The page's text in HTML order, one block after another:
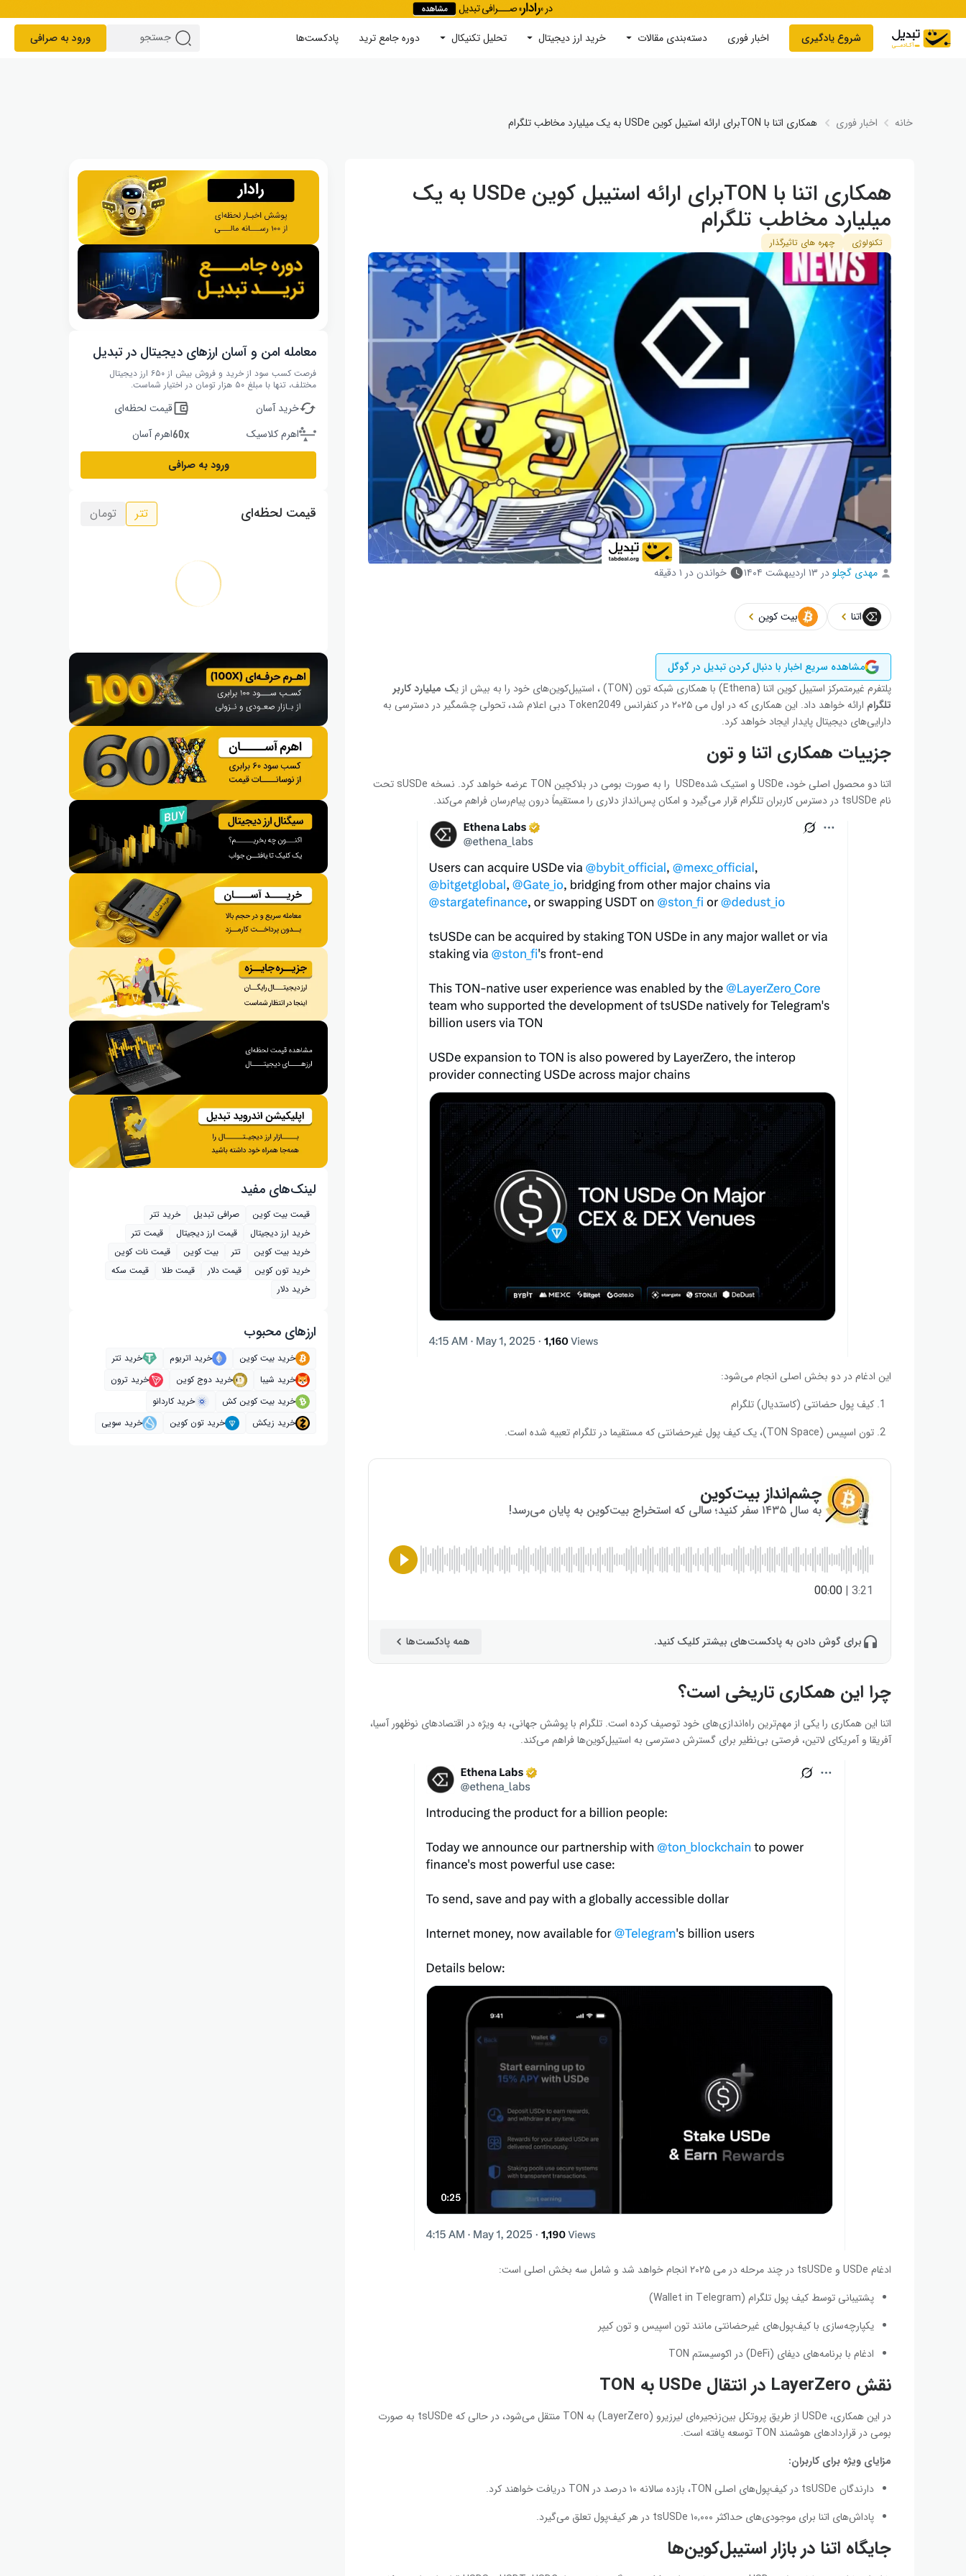
شروع یادگیری اخبار فوری دسته‌بندی مقالات خرید ارز دیجیتال تحلیل تکنیکال دوره‌ جامع ترید پادکست‌ها جستجو ورود به صرافی
خانه اخبار فوری همکاری اتنا با TON‌برای ارائه استیبل ‌‌کوین USDe به یک میلیارد مخاطب تلگرام
همکاری اتنا با TON‌برای ارائه استیبل ‌‌کوین USDe به یک
میلیارد مخاطب تلگرام
تکنولوژی چهره های تاثیرگذار
مهدی گچلودر ۱۳ اردیبهشت ۱۴۰۴ خواندن در ۱ دقیقه
اتنا بیت کوین
مشاهده سریع اخبار با دنبال کردن تبدیل در گوگل
پلتفرم غیرمتمرکز استیبل‌ کوین اتنا (Ethena) با همکاری شبکه تون (TON) ، استیبل‌کوین‌های خود را به بیش از ی
ک میلیارد کاربر
تلگرام
ارائه خواهد داد. این همکاری که در اول می ۲۰۲۵ در کنفرانس Token2049 دبی اعلام شد، تحولی چشمگیر در دسترسی به
دارایی‌های دیجیتال پایدار ایجاد خواهد کرد.
جزییات همکاری اتنا و تون
اتنا دو محصول اصلی خود، USDe و استیک شدهUSDe را به صورت بومی در بلاکچین TON عرضه خواهد کرد. نسخه sUSDe تحت
نام tsUSDe در دسترس کاربران تلگرام قرار می‌گیرد و امکان پس‌انداز دلاری را مستقیماً درون پیام‌رسان فراهم می‌کند.
این ادغام در دو بخش اصلی انجام می‌شود:
کیف پول حضانتی (کاستدیال) تلگرام
تون اسپیس (TON Space)، یک کیف پول غیرحضانتی که مستقیما در تلگرام تعبیه شده است.
چشم‌انداز بیت‌کوین
به سال ۱۴۳۵ سفر کنید؛ سالی که استخراج بیت‌کوین به پایان می‌رسد!
3:21
|
00:00
برای گوش دادن به پادکست‌های بیشتر کلیک کنید. همه پادکست‌ها
چرا این همکاری تاریخی است؟
اتنا این همکاری را یکی از مهم‌ترین راه‌اندازی‌های خود توصیف کرده است. تلگرام با پوشش جهانی، به ویژه در اقتصادهای نوظهور آسیا،
آفریقا و آمریکای لاتین، فرصتی بی‌نظیر برای گسترش دسترسی به استیبل‌کوین‌ها فراهم می‌کند.
ادغام USDe و tsUSDe در چند مرحله در می ۲۰۲۵ انجام خواهد شد و شامل سه بخش اصلی است:
پشتیبانی توسط کیف پول تلگرام (Wallet in Telegram)
یکپارچه‌سازی با کیف‌پول‌های غیرحضانتی مانند تون اسپیس و تون کیپر
ادغام با برنامه‌های دیفای (DeFi) در اکوسیستم TON
نقش LayerZero در انتقال USDe به TON
در این همکاری، USDe از طریق پروتکل بین‌زنجیره‌ای لیرزیرو (LayerZero) به TON منتقل می‌شود، در حالی که tsUSDe به صورت
بومی در قراردادهای هوشمند TON توسعه یافته است.
مزایای ویژه برای کاربران:
دارندگان tsUSDe در کیف‌پول‌های اصلی TON، بازده سالانه ۱۰ درصد در TON دریافت خواهند کرد.
پاداش‌های اتنا برای موجودی‌های حداکثر ۱۰,۰۰۰ tsUSDe در هر کیف‌پول تعلق می‌گیرد.
جایگاه اتنا در بازار استیبل‌کوین‌ها
معامله امن و آسان ارزهای دیجیتال در تبدیل
فرصت کسب سود از خرید و فروش بیش از ۶۵۰ ارز دیجیتال
مختلف، تنها با مبلغ ۵۰ هزار تومان در اختیار شماست.
خرید آسان
قیمت لحظه‌ای
اهرم کلاسیک
اهرم آسان
ورود به صرافی
قیمت لحظه‌ای تتر تومان
لینک‌های مفید
قیمت بیت کوین صرافی تبدیل
خرید تتر
خرید ارز دیجیتال
قیمت ارز دیجیتال
قیمت تتر
خرید بیت‌ کوین
تتر بیت کوین
قیمت نات کوین
خرید تون کوین
قیمت دلار قیمت طلا
قیمت سکه
خرید دلار
ارز‌های محبوب
خرید بیت کوین خرید اتریوم
خرید تتر
خرید شیبا
خرید دوج کوین
خرید ترون
خرید بیت کوین کش
خرید کاردانو
خرید زیکش
خرید تون کوین خرید سویی